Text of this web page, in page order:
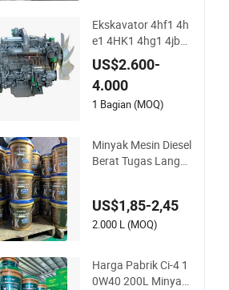
Ekskavator 4hf1 4h
e1 4HK1 4hg1 4jb1
4ja1 Lengkap Asli 4
Silinder Mesin Diesel
4jb1t Mesin Diesel u
ntuk Isuzu
US$2.600-
4.000
1 Bagian (MOQ)
Minyak Mesin Diesel
Berat Tugas Langsu
US$1,85-2,45
2.000 L (MOQ)
Harga Pabrik Ci-4 1
0W40 200L Minyak